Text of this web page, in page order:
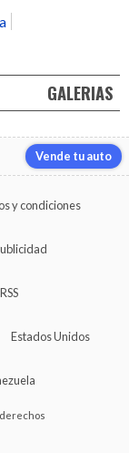
GALERIAS
Vende tu auto
y condiciones
RSS
Estados Unidos
derechos